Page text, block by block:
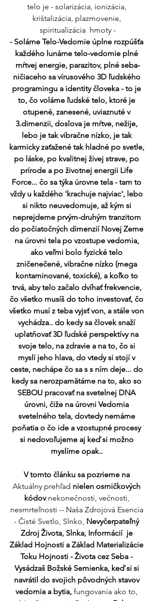
telo je - solarizácia, ionizácia,
krištalizácia, plazmovenie,
spiritualizácia  hmoty -
- Solárne Telo-Vedomie úplne rozpúšťa
každého lunárne telo-vedomie plné
mŕtvej energie, parazitov, plné seba-
ničiaceho sa vírusového 3D ľudského
programingu a identity človeka - to je
to, čo voláme ľudské telo, ktoré je
otupené, zanesené, uviaznuté v
3.dimenzii, doslova je mŕtve, nežije,
lebo je tak vibračne nízko, je tak
karmicky zaťažené tak hladné po svetle,
po láske, po kvalitnej živej strave, po
prírode a po životnej energii Life
Force... čo sa týka úrovne tela - tam to
vždy u každého 'krachuje najviac', lebo
si nikto neuvedomuje, až kým si
neprejdeme prvým-druhým tranzitom
do počiatočných dimenzií Novej Zeme
na úrovni tela po vzostupe vedomia,
ako veľmi bolo fyzické telo
zničenečené, vibračne nízko (mega
kontaminované, toxické), a koľko to
trvá, aby telo začalo dvíhať frekvencie,
čo všetko musíš do toho investovať, čo
všetko musí z teba vyjsť von, a stále von
vychádza.. do kedy sa človek snaží
uplatňovať 3D ľudské perspektívy na
svoje telo, na zdravie a na to, čo si
myslí jeho hlava, do vtedy si stojí v
ceste, nechápe čo sa s s ním deje... do
kedy sa nerozpamätáme na to, ako so
SEBOU pracovať na svetelnej DNA
úrovni, čiže na úrovni Vedomia
svetelného tela, dovtedy nemáme
poňatia o čo ide a vzostupné procesy
si nedovoľujeme aj keď si možno
myslíme opak..
V tomto článku sa pozrieme na
Aktuálny prehľad nielen osmičkových
kódov nekonečnosti, večnosti,
nesmrteľnosti -- Naša Zdrojová Esencia
- Čisté Svetlo, Slnko, Nevyčerpateľný
Zdroj Života, Slnka, Informácií  je
Základ Hojnosti a Základ Materializácie
Toku Hojnosti - Života cez Seba -
Vysádzaš Božské Semienka, keď si si
navrátil do svojich pôvodných stavov
vedomia a bytia, fungovania ako to,